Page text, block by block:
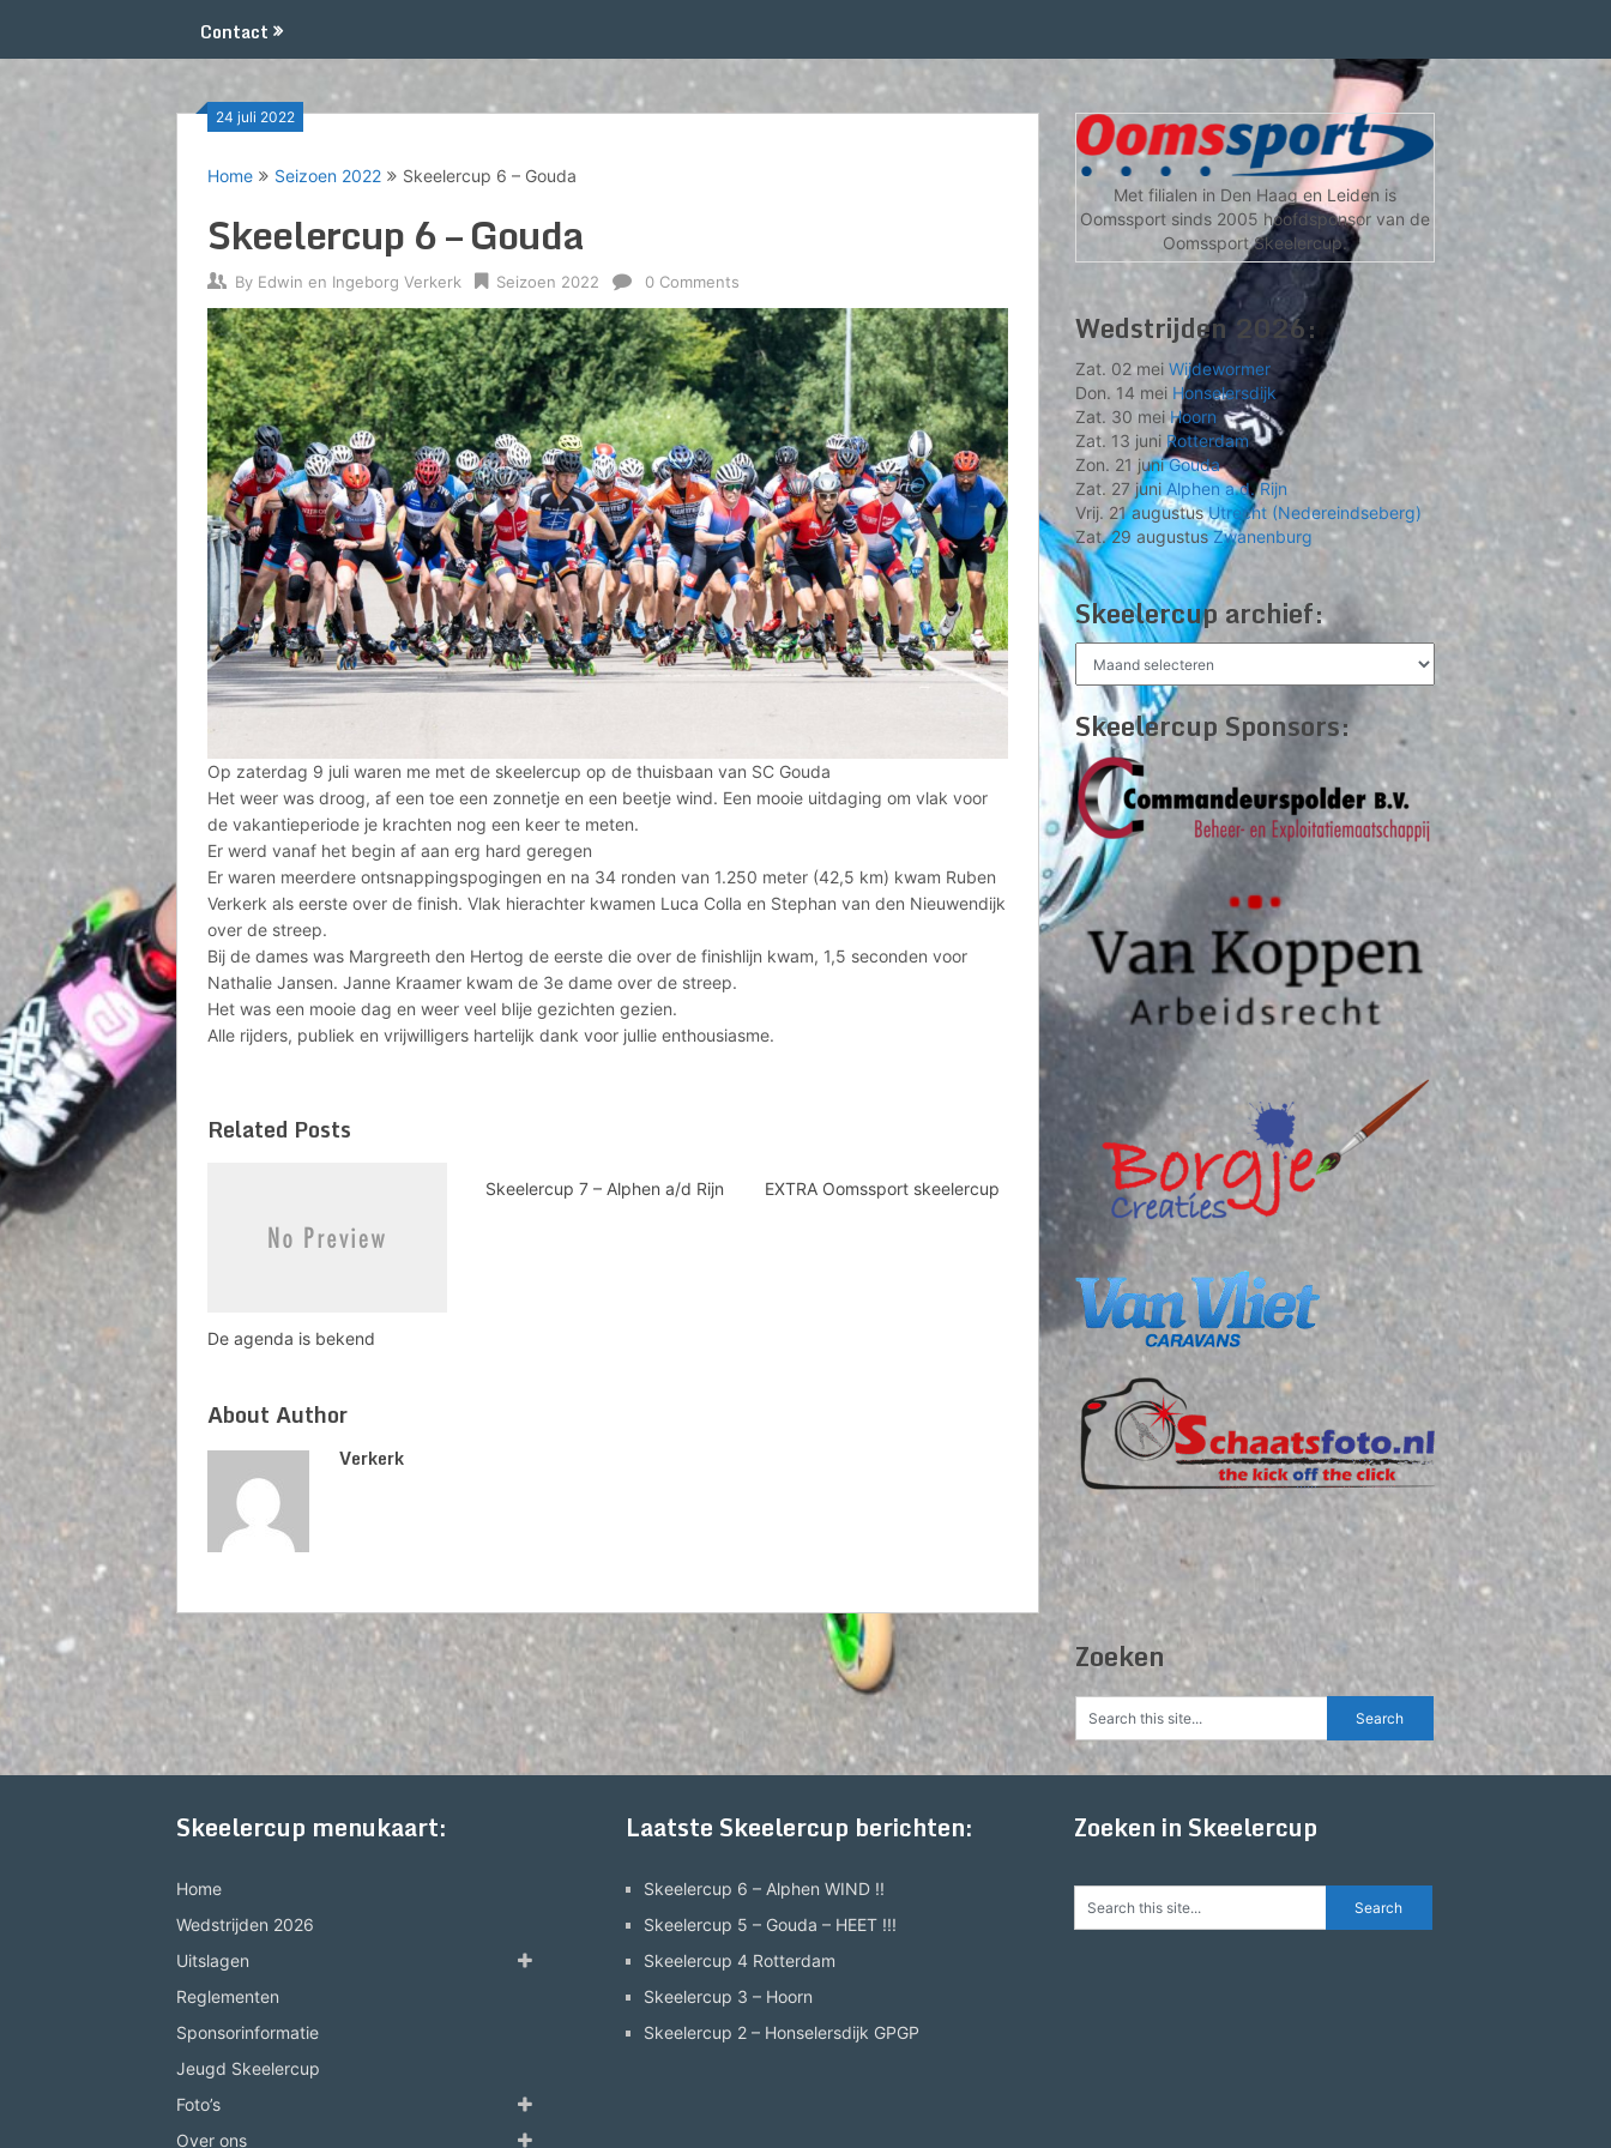
Contact
24 juli 2022
Home Seizoen 2022 Skeelercup 6 – Gouda
Skeelercup 6 – Gouda
By Edwin en Ingeborg Verkerk Seizoen 2022 0 Comments
Op zaterdag 9 juli waren me met de skeelercup op de thuisbaan van SC Gouda
Het weer was droog, af een toe een zonnetje en een beetje wind. Een mooie uitdaging om vlak voor
de vakantieperiode je krachten nog een keer te meten.
Er werd vanaf het begin af aan erg hard geregen
Er waren meerdere ontsnappingspogingen en na 34 ronden van 1.250 meter (42,5 km) kwam Ruben
Verkerk als eerste over de finish. Vlak hierachter kwamen Luca Colla en Stephan van den Nieuwendijk
over de streep.
Bij de dames was Margreeth den Hertog de eerste die over de finishlijn kwam, 1,5 seconden voor
Nathalie Jansen. Janne Kraamer kwam de 3e dame over de streep.
Het was een mooie dag en weer veel blije gezichten gezien.
Alle rijders, publiek en vrijwilligers hartelijk dank voor jullie enthousiasme.
Related Posts
De agenda is bekend
Skeelercup 7 – Alphen a/d Rijn EXTRA Oomssport skeelercup
About Author
Verkerk
Met filialen in Den Haag en Leiden is
Oomssport sinds 2005 hoofdsponsor van de
Oomssport Skeelercup.
Wedstrijden 2026:
Zat. 02 mei Wijdewormer
Don. 14 mei Honselersdijk
Zat. 30 meiHoorn
Zat. 13 juni Rotterdam
Zon. 21 juniGouda
Zat. 27 juni Alphen a.d. Rijn
Vrij. 21 augustusUtrecht (Nedereindseberg)
Zat. 29 augustusZwanenburg
Skeelercup archief:
archief:
Skeelercup Sponsors:
Zoeken
Skeelercup menukaart:
Home
Wedstrijden 2026
Uitslagen
Reglementen
Sponsorinformatie
Jeugd Skeelercup
Foto’s
Over ons
Laatste Skeelercup berichten:
Skeelercup 6 – Alphen WIND !!
Skeelercup 5 – Gouda – HEET !!!
Skeelercup 4 Rotterdam
Skeelercup 3 – Hoorn
Skeelercup 2 – Honselersdijk GPGP
Zoeken in Skeelercup